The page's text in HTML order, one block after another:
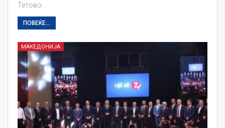
Тетово.
ПОВЕЌЕ...
МАКЕДОНИЈА